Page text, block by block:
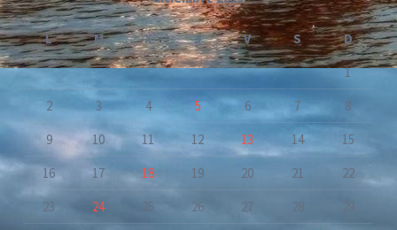
L M X J V S
D
1
2
3 4 5 6 7
8
9
10 11 12 13 14
15
16
17 18 19 20 21
22
23
24 25 26 27 28